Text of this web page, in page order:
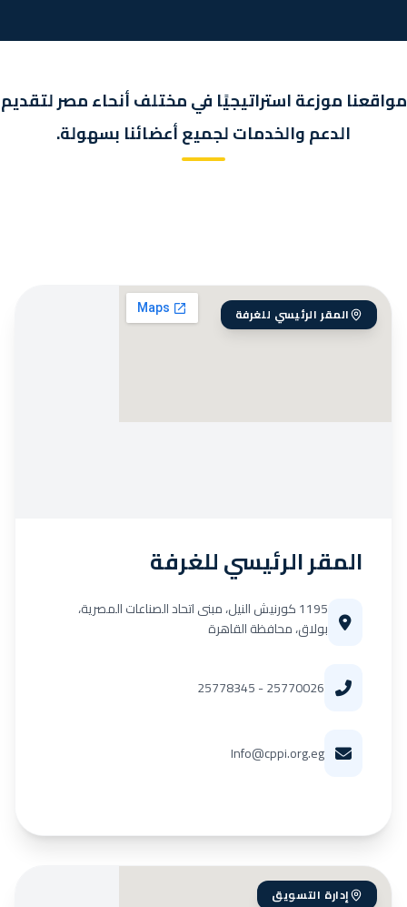
مواقعنا موزعة استراتيجيًا في مختلف أنحاء مصر لتقديم
الدعم والخدمات لجميع أعضائنا بسهولة.
المقر الرئيسي للغرفة
المقر الرئيسي للغرفة
1195 كورنيش النيل، مبنى اتحاد الصناعات المصرية،
بولاق، محافظة القاهرة
25770026 - 25778345
Info@cppi.org.eg
إدارة التسويق